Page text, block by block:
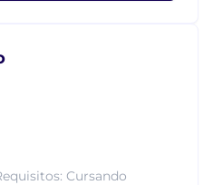
Cursando